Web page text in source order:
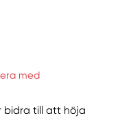
med
bidra till att höja